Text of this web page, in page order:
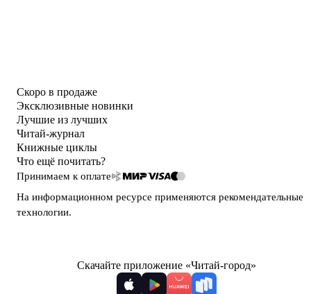
Скоро в продаже
Эксклюзивные новинки
Лучшие из лучших
Читай-журнал
Книжные циклы
Что ещё почитать?
Принимаем к оплате
На информационном ресурсе применяются рекомендательные
технологии.
Скачайте приложение «Читай-город»